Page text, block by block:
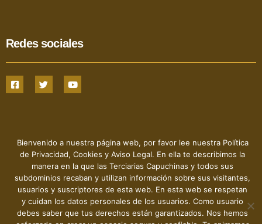
Redes sociales
Hermanas Terciarias Capuchinas de la Sagrada Familia - 2022
- © Todos los derechos reservados
Bienvenido a nuestra página web, por favor lee nuestra Política
de Privacidad, Cookies y Aviso Legal. En ella te describimos la
manera en la que las Terciarias Capuchinas y todos sus
subdominios recaban y utilizan información sobre sus visitantes,
usuarios y suscriptores de esta web. En esta web se respetan
y cuidan los datos personales de los usuarios. Como usuario
debes saber que tus derechos están garantizados. Nos hemos